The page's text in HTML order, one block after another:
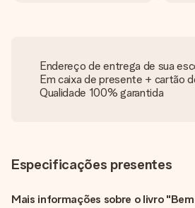
Endereço de entrega de sua
Em caixa de presente + cartão
Qualidade 100% garantida
Especificações presentes
Mais informações sobre o livro